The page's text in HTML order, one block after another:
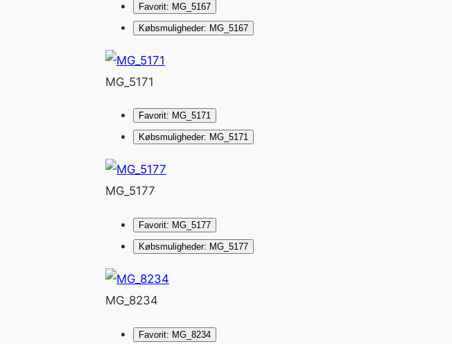
Favorit: MG_5167
Købsmuligheder: MG_5167
MG_5171
Favorit: MG_5171
Købsmuligheder: MG_5171
MG_5177
Favorit: MG_5177
Købsmuligheder: MG_5177
MG_8234
Favorit: MG_8234